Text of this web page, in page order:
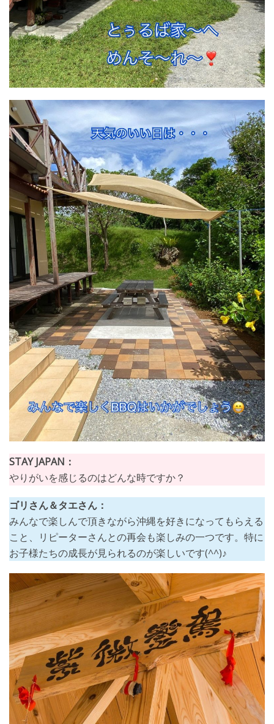
STAY JAPAN：
やりがいを感じるのはどんな時ですか？
ゴリさん＆タエさん：
みんなで楽しんで頂きながら沖縄を好きになってもらえる
こと、リピーターさんとの再会も楽しみの一つです。特に
お子様たちの成長が見られるのが楽しいです(^^)♪